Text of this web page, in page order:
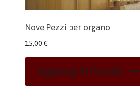
Nove Pezzi per organo
15,00 €
Aggiungi Al Carrello